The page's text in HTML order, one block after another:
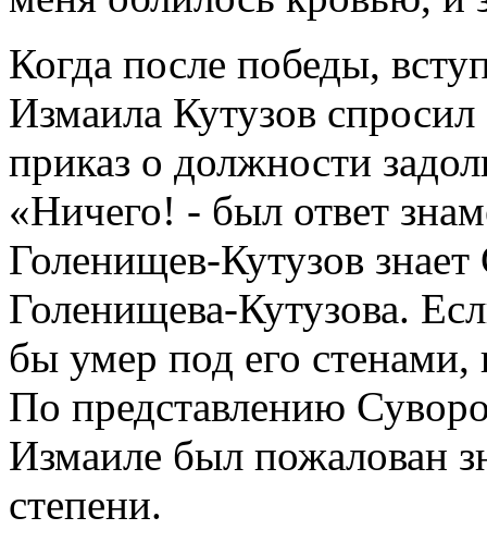
Когда после победы,
Измаила Кутузов спросил
приказ о должности
«Ничего! - был ответ
Голенищев-Кутузов
Голенищева-Кутузова.
бы умер под его
По представлению
Измаиле был пожалован
степени.